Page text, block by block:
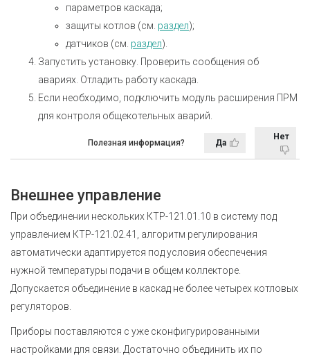
параметров каскада;
защиты котлов (см. раздел);
датчиков (см. раздел).
Запустить установку. Проверить сообщения об
авариях. Отладить работу каскада.
Если необходимо, подключить модуль расширения ПРМ
для контроля общекотельных аварий.
Полезная информация? Да
Нет
Внешнее управление
При объединении нескольких КТР-121.01.10 в систему под
управлением КТР-121.02.41, алгоритм регулирования
автоматически адаптируется под условия обеспечения
нужной температуры подачи в общем коллекторе.
Допускается объединение в каскад не более четырех котловых
регуляторов.
Приборы поставляются с уже сконфигурированными
настройками для связи. Достаточно объединить их по